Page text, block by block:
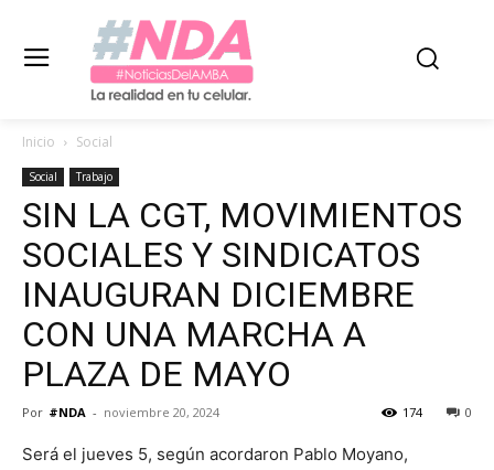
Inicio Social
Social Trabajo
SIN LA CGT, MOVIMIENTOS
SOCIALES Y SINDICATOS
INAUGURAN DICIEMBRE
CON UNA MARCHA A
PLAZA DE MAYO
Por #NDA - noviembre 20, 2024 0
174
Será el jueves 5, según acordaron Pablo Moyano,